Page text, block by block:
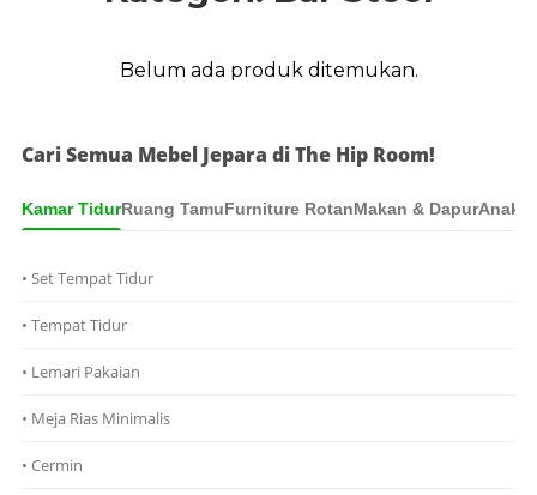
Belum ada produk ditemukan.
Cari Semua Mebel Jepara di The Hip Room!
Kamar TidurRuang TamuFurniture RotanMakan & DapurAnak
• Set Tempat Tidur
• Tempat Tidur
• Lemari Pakaian
• Meja Rias Minimalis
• Cermin